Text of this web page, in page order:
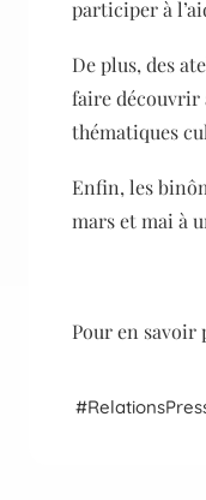
participer à
De plus, des
faire découvrir
thématiques
Enfin, les
mars et mai à
Pour en savoir
Relations